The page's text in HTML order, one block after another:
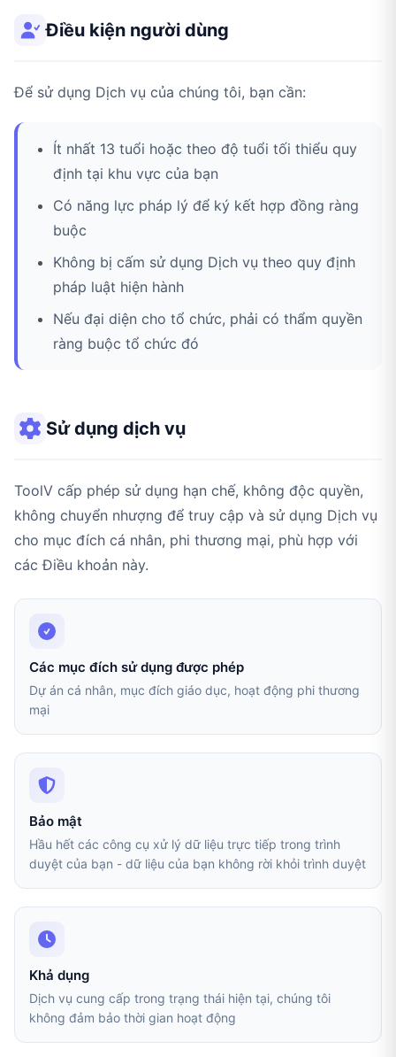
Điều kiện người dùng
Để sử dụng Dịch vụ của chúng tôi, bạn cần:
Ít nhất 13 tuổi hoặc theo độ tuổi tối thiểu quy
định tại khu vực của bạn
Có năng lực pháp lý để ký kết hợp đồng ràng
buộc
Không bị cấm sử dụng Dịch vụ theo quy định
pháp luật hiện hành
Nếu đại diện cho tổ chức, phải có thẩm quyền
ràng buộc tổ chức đó
Sử dụng dịch vụ
ToolV cấp phép sử dụng hạn chế, không độc quyền,
không chuyển nhượng để truy cập và sử dụng Dịch vụ
cho mục đích cá nhân, phi thương mại, phù hợp với
các Điều khoản này.
Các mục đích sử dụng được phép
Dự án cá nhân, mục đích giáo dục, hoạt động phi thương
mại
Bảo mật
Hầu hết các công cụ xử lý dữ liệu trực tiếp trong trình
duyệt của bạn - dữ liệu của bạn không rời khỏi trình duyệt
Khả dụng
Dịch vụ cung cấp trong trạng thái hiện tại, chúng tôi
không đảm bảo thời gian hoạt động